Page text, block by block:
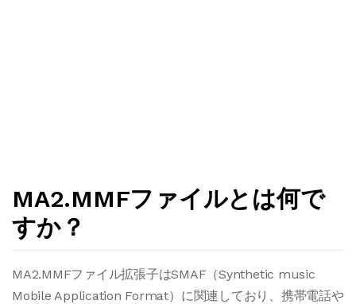
MA2.MMFファイルとは何で
すか？
MA2.MMFファイル拡張子はSMAF（Synthetic music
Mobile Application Format）に関連しており、携帯電話や